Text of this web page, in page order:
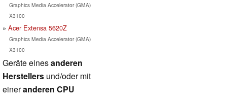
Graphics Media Accelerator (GMA)
X3100
Acer Extensa 5620Z
Graphics Media Accelerator (GMA)
X3100
Geräte einesanderen
Herstellers und/oder mit
eineranderen CPU